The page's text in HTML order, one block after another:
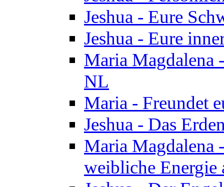
Jeshua - Eure
Jeshua - Eure
Maria Magdalena
NL
Maria - Freundet
Jeshua - Das
Maria Magdalena
weibliche Energie